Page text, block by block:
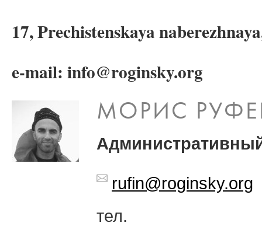
17, Prechistenskaya
e-mail: info@roginsky.org
МОРИС
rufin@roginsky.org
тел.